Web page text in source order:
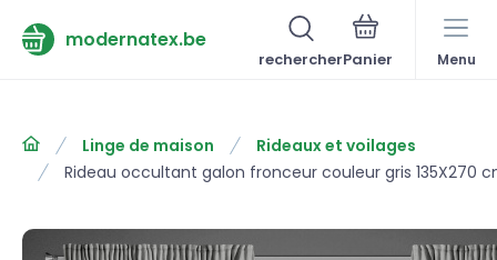
modernatex.be
rechercher Menu
Linge de maison
Rideaux et voilages
Rideau occultant galon fronceur couleur gris 135X270